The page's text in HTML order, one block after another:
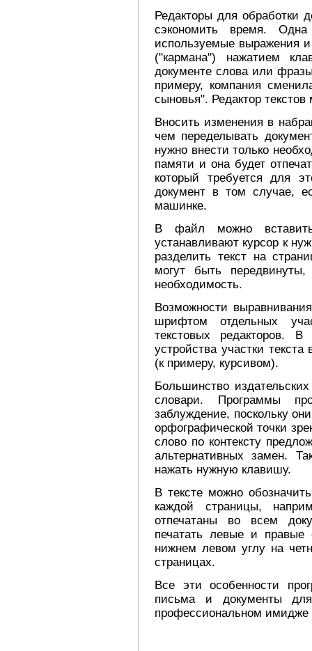
Редакторы для обработки
сэкономить время.
используемые выражения
("кармана") нажатием
документе слова или
примеру, компания
сыновья". Редактор
Вносить изменения в
чем переделывать
нужно внести только
памяти и она будет
который требуется для
документ в том случае,
машинке.
В файл можно
устанавливают курсор к
разделить текст на
могут быть
необходимость.
Возможности
шрифтом отдельных
текстовых редакторов.
устройства участки
(к примеру, курсивом).
Большинство
словари. Программы
заблуждение, поскольку
орфографической точки
слово по контексту
альтернативных замен.
нажать нужную клавишу.
В тексте можно
каждой страницы,
отпечатаны во всем
печатать левые и
нижнем левом углу на
страницах.
Все эти особенности
письма и документы
профессиональном